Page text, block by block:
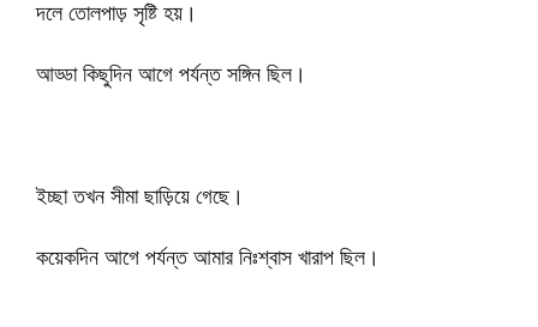
দলে তোলপাড় সৃষ্টি হয়।
আড্ডা কিছুদিন আগে পর্যন্ত সঙ্গিন ছিল।
ইচ্ছা তখন সীমা ছাড়িয়ে গেছে।
কয়েকদিন আগে পর্যন্ত আমার নিঃশ্বাস খারাপ ছিল।